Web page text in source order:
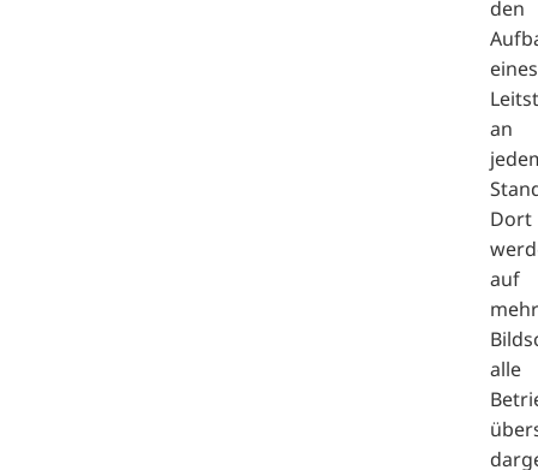
den
eines
an
Dort
auf
alle